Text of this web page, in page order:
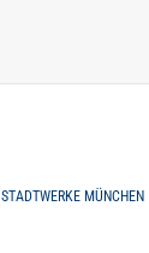
STADTWERKE MÜNCHEN